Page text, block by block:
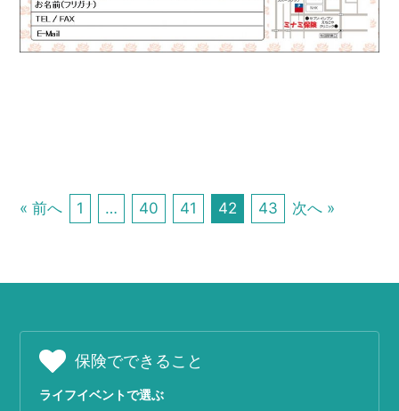
« 前へ 1 … 40 41 42 43 次へ »
保険でできること
ライフイベントで選ぶ